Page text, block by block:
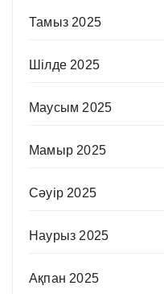
Тамыз 2025
Шілде 2025
Маусым 2025
Мамыр 2025
Сәуір 2025
Наурыз 2025
Ақпан 2025